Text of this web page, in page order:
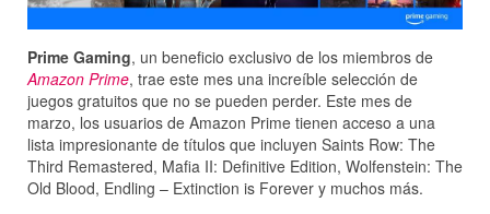
Prime Gaming, un beneficio exclusivo de los miembros de
Amazon Prime, trae este mes una increíble selección de
juegos gratuitos que no se pueden perder. Este mes de
marzo, los usuarios de Amazon Prime tienen acceso a una
lista impresionante de títulos que incluyen Saints Row: The
Third Remastered, Mafia II: Definitive Edition, Wolfenstein: The
Old Blood, Endling – Extinction is Forever y muchos más.